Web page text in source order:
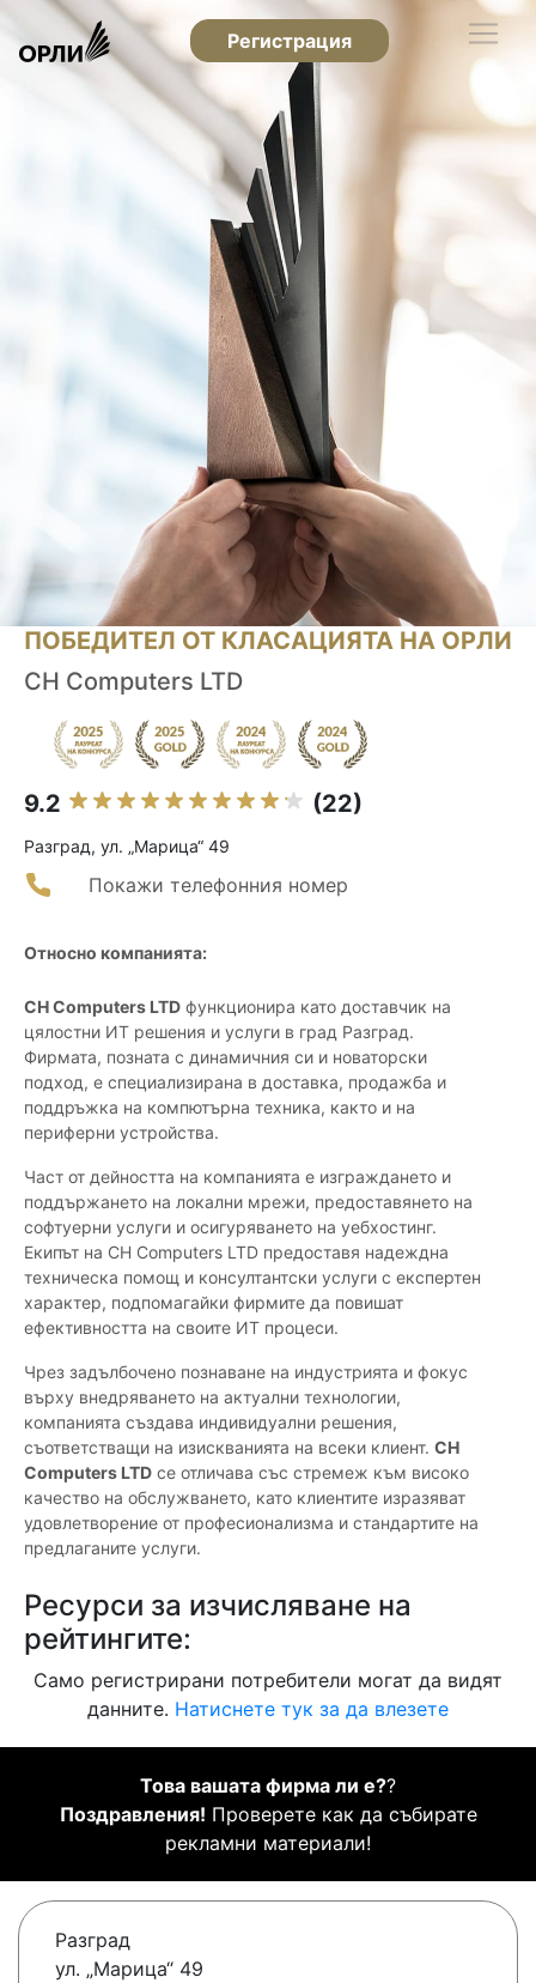
Регистрация
ПОБЕДИТЕЛ ОТ КЛАСАЦИЯТА НА ОРЛИ
CH Computers LTD
9.2 (22)
Разград, ул. „Марица“ 49
Покажи телефонния номер
Относно компанията:
CH Computers LTD функционира като доставчик на
цялостни ИТ решения и услуги в град Разград.
Фирмата, позната с динамичния си и новаторски
подход, е специализирана в доставка, продажба и
поддръжка на компютърна техника, както и на
периферни устройства.
Част от дейността на компанията е изграждането и
поддържането на локални мрежи, предоставянето на
софтуерни услуги и осигуряването на уебхостинг.
Екипът на CH Computers LTD предоставя надеждна
техническа помощ и консултантски услуги с експертен
характер, подпомагайки фирмите да повишат
ефективността на своите ИТ процеси.
Чрез задълбочено познаване на индустрията и фокус
върху внедряването на актуални технологии,
компанията създава индивидуални решения,
съответстващи на изискванията на всеки клиент. CH
Computers LTD се отличава със стремеж към високо
качество на обслужването, като клиентите изразяват
удовлетворение от професионализма и стандартите на
предлаганите услуги.
Ресурси за изчисляване на
рейтингите:
Само регистрирани потребители могат да видят
данните. Натиснете тук за да влезете
Това вашата фирма ли е??
Поздравления! Проверете как да събирате
рекламни материали!
Разград
ул. „Марица“ 49